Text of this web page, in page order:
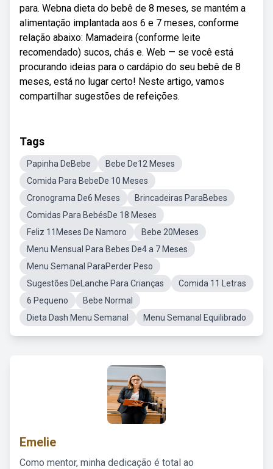
para. Webna dieta do bebê de 8 meses, se mantém a
alimentação implantada aos 6 e 7 meses, conforme
relação abaixo: Mamadeira (conforme leite
recomendado) sucos, chás e. Web — se você está
procurando ideias para o cardápio do seu bebê de 8
meses, está no lugar certo! Neste artigo, vamos
compartilhar sugestões de refeições.
Tags
Papinha DeBebe
Bebe De12 Meses
Comida Para BebeDe 10 Meses
Cronograma De6 Meses
Brincadeiras ParaBebes
Comidas Para BebésDe 18 Meses
Feliz 11Meses De Namoro
Bebe 20Meses
Menu Mensual Para Bebes De4 a 7 Meses
Menu Semanal ParaPerder Peso
Sugestões DeLanche Para Crianças
Comida 11 Letras
6 Pequeno
Bebe Normal
Dieta Dash Menu Semanal
Menu Semanal Equilibrado
Emelie
Como mentor, minha dedicação é total ao